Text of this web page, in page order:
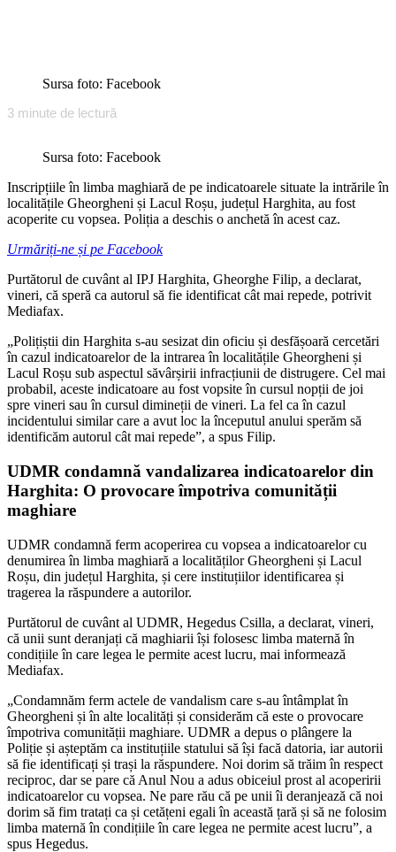
Sursa foto: Facebook
3 minute de lectură
Sursa foto: Facebook
Inscripțiile în limba maghiară de pe indicatoarele situate la intrările în
localitățile Gheorgheni și Lacul Roșu, județul Harghita, au fost
acoperite cu vopsea. Poliția a deschis o anchetă în acest caz.
Urmăriți-ne și pe Facebook
Purtătorul de cuvânt al IPJ Harghita, Gheorghe Filip, a declarat,
vineri, că speră ca autorul să fie identificat cât mai repede, potrivit
Mediafax.
„Polițiștii din Harghita s-au sesizat din oficiu și desfășoară cercetări
în cazul indicatoarelor de la intrarea în localitățile Gheorgheni și
Lacul Roșu sub aspectul săvârșirii infracțiunii de distrugere. Cel mai
probabil, aceste indicatoare au fost vopsite în cursul nopții de joi
spre vineri sau în cursul dimineții de vineri. La fel ca în cazul
incidentului similar care a avut loc la începutul anului sperăm să
identificăm autorul cât mai repede”, a spus Filip.
UDMR condamnă vandalizarea indicatoarelor din
Harghita: O provocare împotriva comunității
maghiare
UDMR condamnă ferm acoperirea cu vopsea a indicatoarelor cu
denumirea în limba maghiară a localităților Gheorgheni și Lacul
Roșu, din județul Harghita, și cere instituțiilor identificarea și
tragerea la răspundere a autorilor.
Purtătorul de cuvânt al UDMR, Hegedus Csilla, a declarat, vineri,
că unii sunt deranjați că maghiarii își folosesc limba maternă în
condițiile în care legea le permite acest lucru, mai informează
Mediafax.
„Condamnăm ferm actele de vandalism care s-au întâmplat în
Gheorgheni și în alte localități și considerăm că este o provocare
împotriva comunității maghiare. UDMR a depus o plângere la
Poliție și așteptăm ca instituțiile statului să își facă datoria, iar autorii
să fie identificați și trași la răspundere. Noi dorim să trăim în respect
reciproc, dar se pare că Anul Nou a adus obiceiul prost al acoperirii
indicatoarelor cu vopsea. Ne pare rău că pe unii îi deranjează că noi
dorim să fim tratați ca și cetățeni egali în această țară și să ne folosim
limba maternă în condițiile în care legea ne permite acest lucru”, a
spus Hegedus.